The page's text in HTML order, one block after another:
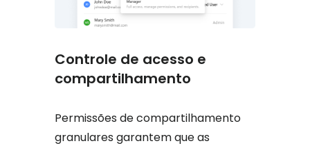
Controle de acesso e
compartilhamento
Permissões de compartilhamento
granulares garantem que as